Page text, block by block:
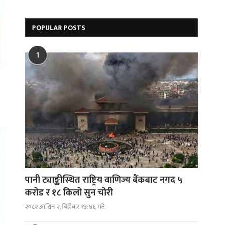
POPULAR POSTS
1
पानी ट्याङ्कीस्थित राष्ट्रिय वाणिज्य बैंकबाट नगद ५
करोड र १८ किलो सुन चोरी
२०८२ आश्विन २, बिहीबार १३:४६ गते